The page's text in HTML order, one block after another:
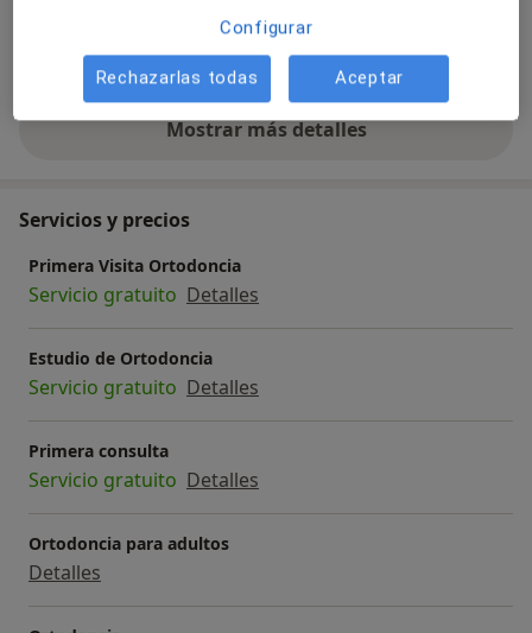
Adultos (Solo en algunas direcciones)
Niños (Solo en algunas direcciones)
Mostrar más detalles
sobre la experiencia
Servicios y precios
Primera Visita Ortodoncia
Servicio gratuito Detalles
Estudio de Ortodoncia
Servicio gratuito Detalles
Primera consulta
Servicio gratuito Detalles
Ortodoncia para adultos
Detalles
Configurar
Rechazarlas todas Aceptar